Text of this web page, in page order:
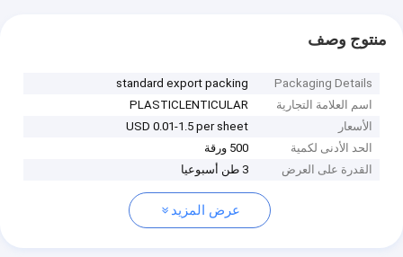
منتوج وصف
Packaging Details
standard export packing
اسم العلامة التجارية
PLASTICLENTICULAR
الأسعار
USD 0.01-1.5 per sheet
الحد الأدنى لكمية
500 ورقة
القدرة على العرض
3 طن أسبوعيا
عرض المزيد